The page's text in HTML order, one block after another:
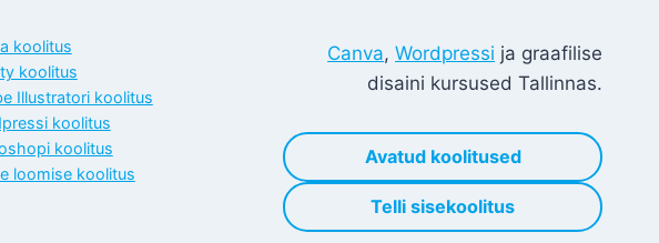
koolitus
koolitus
Illustratori koolitus
koolitus
koolitus
loomise koolitus
Canva, Wordpressi ja graafilise
disaini kursused Tallinnas.
Avatud koolitused
Telli sisekoolitus